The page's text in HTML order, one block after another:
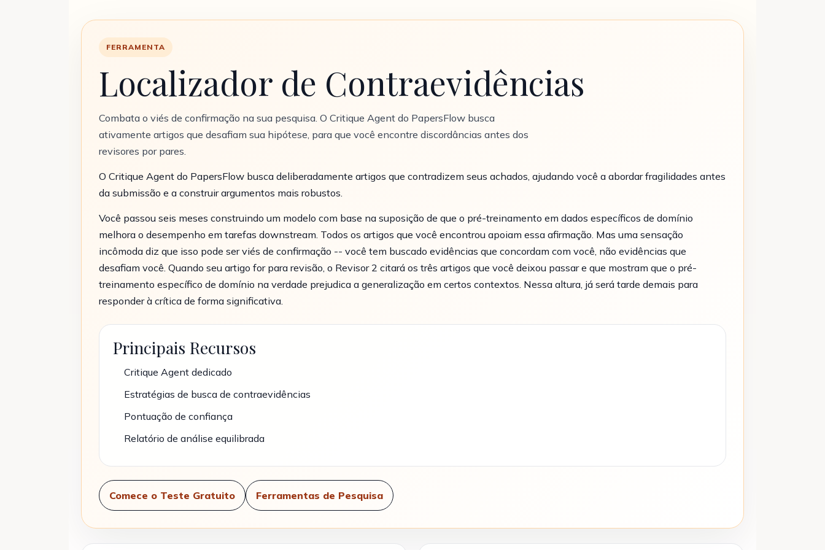
FERRAMENTA
Localizador de Contraevidências
Combata o viés de confirmação na sua pesquisa. O Critique Agent do PapersFlow busca
ativamente artigos que desafiam sua hipótese, para que você encontre discordâncias antes dos
revisores por pares.
O Critique Agent do PapersFlow busca deliberadamente artigos que contradizem seus achados, ajudando você a abordar fragilidades antes
da submissão e a construir argumentos mais robustos.
Você passou seis meses construindo um modelo com base na suposição de que o pré-treinamento em dados específicos de domínio
melhora o desempenho em tarefas downstream. Todos os artigos que você encontrou apoiam essa afirmação. Mas uma sensação
incômoda diz que isso pode ser viés de confirmação -- você tem buscado evidências que concordam com você, não evidências que
desafiam você. Quando seu artigo for para revisão, o Revisor 2 citará os três artigos que você deixou passar e que mostram que o pré-
treinamento específico de domínio na verdade prejudica a generalização em certos contextos. Nessa altura, já será tarde demais para
responder à crítica de forma significativa.
Principais Recursos
Critique Agent dedicado
Estratégias de busca de contraevidências
Pontuação de confiança
Relatório de análise equilibrada
Comece o Teste Gratuito Ferramentas de Pesquisa